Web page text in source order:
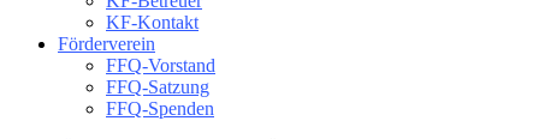
KF-Kontakt
Förderverein
FFQ-Vorstand
FFQ-Satzung
FFQ-Spenden